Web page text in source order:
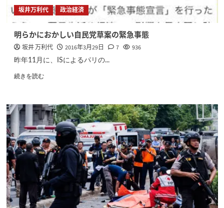
坂井万利代 政治経済
明らかにおかしい自民党草案の緊急事態
坂井 万利代 2016年3月29日 7 936
昨年11月に、ISによるパリの...
続きを読む